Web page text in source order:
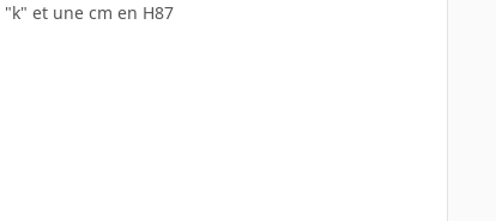
et une cm en H87